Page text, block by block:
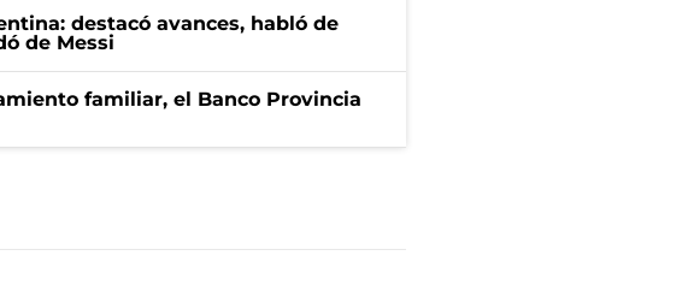
destacó avances, habló de
de Messi
familiar, el Banco Provincia